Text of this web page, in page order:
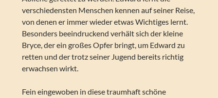
verschiedensten Menschen kennen auf seiner Reise,
von denen er immer wieder etwas Wichtiges lernt.
Besonders beeindruckend verhält sich der kleine
Bryce, der ein großes Opfer bringt, um Edward zu
retten und der trotz seiner Jugend bereits richtig
erwachsen wirkt.
Fein eingewoben in diese traumhaft schöne